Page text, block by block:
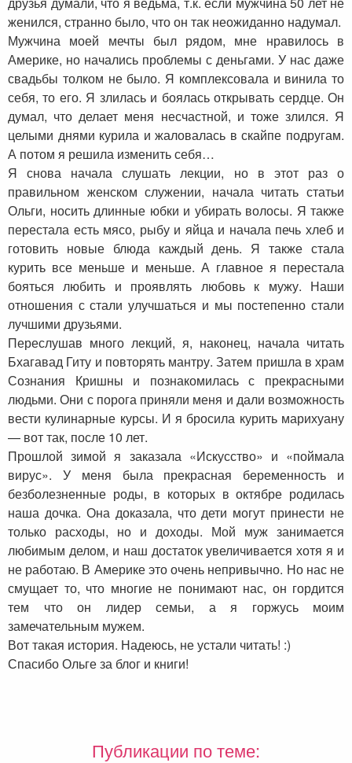
женился, странно было, что он так неожиданно надумал.
Мужчина моей мечты был рядом, мне нравилось в
Америке, но начались проблемы с деньгами. У нас даже
свадьбы толком не было. Я комплексовала и винила то
себя, то его. Я злилась и боялась открывать сердце. Он
думал, что делает меня несчастной, и тоже злился. Я
целыми днями курила и жаловалась в скайпе подругам.
А потом я решила изменить себя…
Я снова начала слушать лекции, но в этот раз о
правильном женском служении, начала читать статьи
Ольги, носить длинные юбки и убирать волосы. Я также
перестала есть мясо, рыбу и яйца и начала печь хлеб и
готовить новые блюда каждый день. Я также стала
курить все меньше и меньше. А главное я перестала
бояться любить и проявлять любовь к мужу. Наши
отношения с стали улучшаться и мы постепенно стали
лучшими друзьями.
Переслушав много лекций, я, наконец, начала читать
Бхагавад Гиту и повторять мантру. Затем пришла в храм
Сознания Кришны и познакомилась с прекрасными
людьми. Они с порога приняли меня и дали возможность
вести кулинарные курсы. И я бросила курить марихуану
— вот так, после 10 лет.
Прошлой зимой я заказала «Искусство» и «поймала
вирус». У меня была прекрасная беременность и
безболезненные роды, в которых в октябре родилась
наша дочка. Она доказала, что дети могут принести не
только расходы, но и доходы. Мой муж занимается
любимым делом, и наш достаток увеличивается хотя я и
не работаю. В Америке это очень непривычно. Но нас не
смущает то, что многие не понимают нас, он гордится
тем что он лидер семьи, а я горжусь моим
замечательным мужем.
Вот такая история. Надеюсь, не устали читать! :)
Спасибо Ольге за блог и книги!
Публикации по теме: